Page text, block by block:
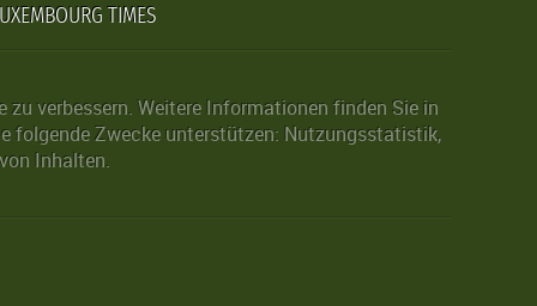
TIMES
verbessern. Weitere Informationen finden Sie in
folgende Zwecke unterstützen: Nutzungsstatistik,
Inhalten.